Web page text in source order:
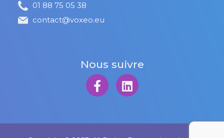
01 88 75 05 38
contact@voxeo.eu
Nous suivre